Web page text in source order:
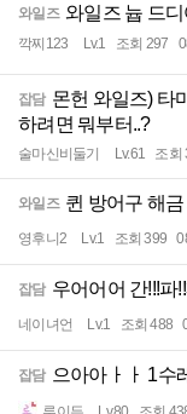
와일즈 와일즈 늅 드디
깍찌123 Lv.1 조회 297
잡담 몬헌 와일즈) 타
하려면 뭐부터..?
술마신비둘기 Lv.61 조회
와일즈 퀸 방어구 해
영후니2 Lv.1 조회 399
잡담 우어어어 간!!!파
네이녀언 Lv.1 조회 488
잡담 으아아ㅏㅏ 1수